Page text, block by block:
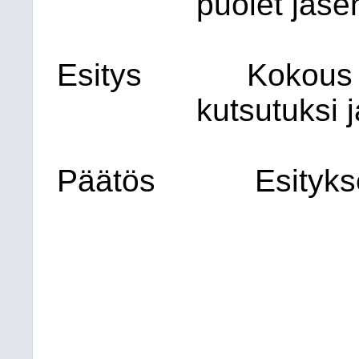
Esitys
kutsutuksi
Päätös